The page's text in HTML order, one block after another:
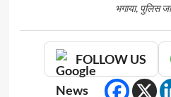
भगाया, पुलिस
FOLLOW US